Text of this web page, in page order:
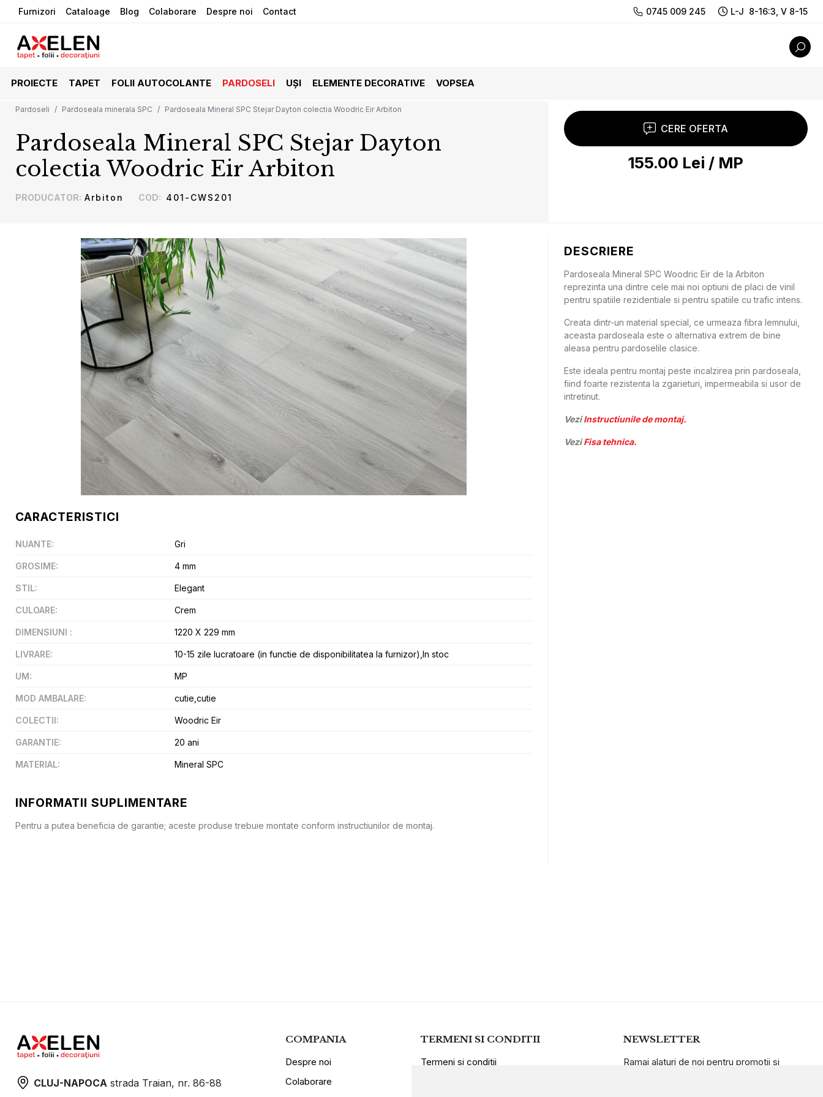
Furnizori Cataloage Blog Colaborare Despre noi Contact 0745 009 245 L-J 8-16:3, V 8-15
PROIECTE TAPET FOLII AUTOCOLANTE PARDOSELI UȘI ELEMENTE DECORATIVE VOPSEA
Pardoseli Pardoseala minerala SPC Pardoseala Mineral SPC Stejar Dayton colectia Woodric Eir Arbiton
CERE OFERTA
155.00 Lei / MP
Pardoseala Mineral SPC Stejar Dayton
colectia Woodric Eir Arbiton
PRODUCATOR: Arbiton COD: 401-CWS201
DESCRIERE
Pardoseala Mineral SPC Woodric Eir de la Arbiton
reprezinta una dintre cele mai noi optiuni de placi de vinil
pentru spatiile rezidentiale si pentru spatiile cu trafic intens.
Creata dintr-un material special, ce urmeaza fibra lemnului,
aceasta pardoseala este o alternativa extrem de bine
aleasa pentru pardoselile clasice.
Este ideala pentru montaj peste incalzirea prin pardoseala,
fiind foarte rezistenta la zgarieturi, impermeabila si usor de
intretinut.
VeziInstructiunile de montaj.
VeziFisa tehnica.
CARACTERISTICI
NUANTE: Gri
GROSIME: 4 mm
STIL: Elegant
CULOARE: Crem
DIMENSIUNI : 1220 X 229 mm
LIVRARE: 10-15 zile lucratoare (in functie de disponibilitatea la furnizor),In stoc
UM: MP
MOD AMBALARE: cutie,cutie
COLECTII: Woodric Eir
GARANTIE: 20 ani
MATERIAL: Mineral SPC
INFORMATII SUPLIMENTARE
Pentru a putea beneficia de garantie; aceste produse trebuie montate conform instructiunilor de montaj.
CLUJ-NAPOCA strada Traian, nr. 86-88
COMPANIA
Despre noi
Colaborare
TERMENI SI CONDITII
Termeni si conditii
NEWSLETTER
Ramai alaturi de noi pentru promotii si